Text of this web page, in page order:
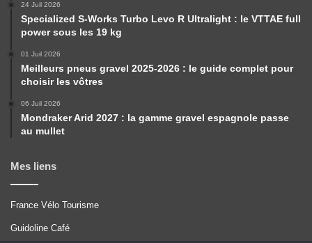
24 Juil 2026
Specialized S-Works Turbo Levo R Ultralight : le VTTAE full
power sous les 19 kg
01 Juil 2026
Meilleurs pneus gravel 2025-2026 : le guide complet pour
choisir les vôtres
06 Juil 2026
Mondraker Arid 2027 : la gamme gravel espagnole passe
au mullet
Mes liens
France Vélo Tourisme
Guidoline Café